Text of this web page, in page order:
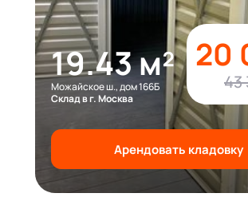
19.43 м²
Можайское ш., дом 166Б
Склад в г. Москва
20
43
Арендовать кладовку